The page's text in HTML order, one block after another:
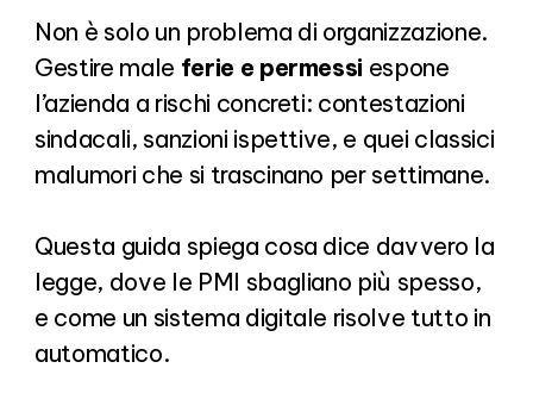
Non è solo un problema di organizzazione.
Gestire male ferie e permessi espone
l’azienda a rischi concreti: contestazioni
sindacali, sanzioni ispettive, e quei classici
malumori che si trascinano per settimane.
Questa guida spiega cosa dice davvero la
legge, dove le PMI sbagliano più spesso,
e come un sistema digitale risolve tutto in
automatico.